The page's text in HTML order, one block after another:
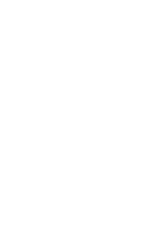
recursos